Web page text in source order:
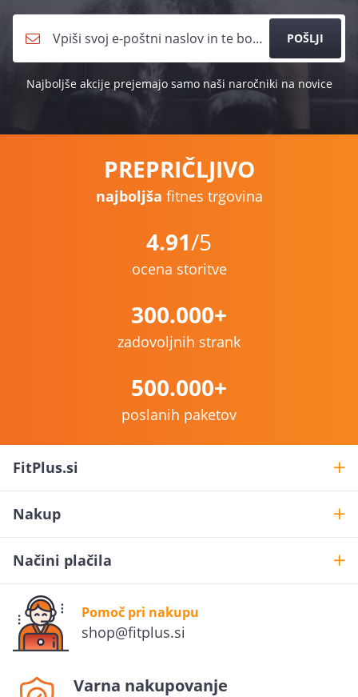
Želiš 10% popusta
POŠLJI
Najboljše akcije prejemajo samo naši naročniki na novice
PREPRIČLJIVO
najboljša fitnes trgovina
4.91/5
ocena storitve
300.000+
zadovoljnih strank
500.000+
poslanih paketov
FitPlus.si
Nakup
Načini plačila
Pomoč pri nakupu
shop@fitplus.si
Varna nakupovanje